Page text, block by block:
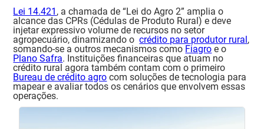
Lei 14.421 , a chamada de “Lei do Agro 2” amplia o
alcance das CPRs (Cédulas de Produto Rural) e deve
injetar expressivo volume de recursos no setor
agropecuário, dinamizando o crédito para produtor rural,
somando-se a outros mecanismos como Fiagro e o
Plano Safra. Instituições financeiras que atuam no
crédito rural agora também contam com o primeiro
Bureau de crédito agro com soluções de tecnologia para
mapear e avaliar todos os cenários que envolvem essas
operações.